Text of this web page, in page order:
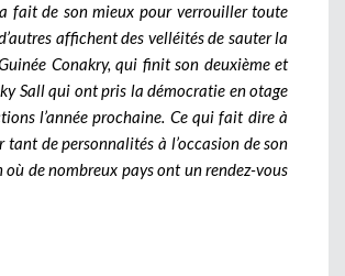
fait de son mieux pour verrouiller toute
affichent des velléités de sauter la
Conakry, qui finit son deuxième et
Sall qui ont pris la démocratie en otage
l’année prochaine. Ce qui fait dire à
de personnalités à l’occasion de son
de nombreux pays ont un rendez-vous